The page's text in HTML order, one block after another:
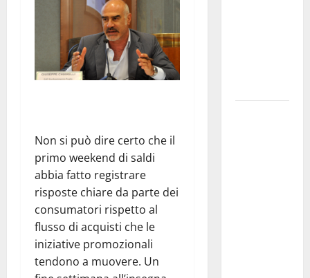
Non si può dire certo che il
primo weekend di saldi
abbia fatto registrare
risposte chiare da parte dei
consumatori rispetto al
flusso di acquisti che le
iniziative promozionali
tendono a muovere. Un